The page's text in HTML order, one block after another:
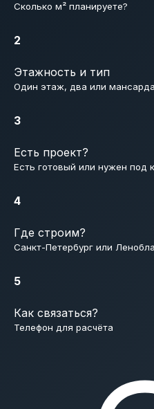
Сколько м² планируете?
2
Этажность и тип
Один этаж, два или
3
Есть проект?
Есть готовый или нужен под
4
Где строим?
Санкт-Петербург или
5
Как связаться?
Телефон для расчёта